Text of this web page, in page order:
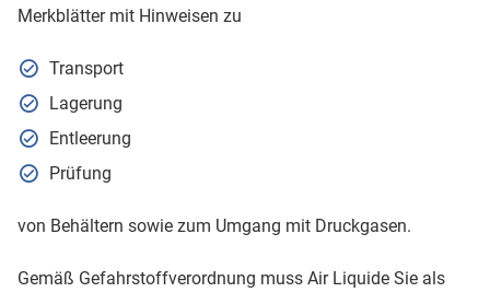
Merkblätter mit Hinweisen zu
Transport
Lagerung
Entleerung
Prüfung
von Behältern sowie zum Umgang mit Druckgasen.
Gemäß Gefahrstoffverordnung muss Air Liquide Sie als